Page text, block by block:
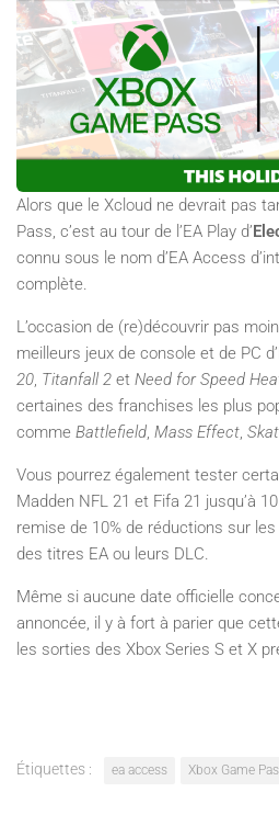
Alors que le Xcloud ne devrait pas
Pass, c’est au tour de l’EA Play d’
connu sous le nom d’EA Access
complète.
L’occasion de (re)découvrir pas
meilleurs jeux de console et de PC
20 Titanfall 2 et Need for Speed
certaines des franchises les plus
comme Battlefield Mass Effect
Vous pourrez également tester
Madden NFL 21 et Fifa 21 jusqu’à
remise de 10% de réductions sur
des titres EA ou leurs DLC.
Même si aucune date officielle
annoncée, il y à fort à parier que
les sorties des Xbox Series S et X
Étiquettes : ea access Xbox Game